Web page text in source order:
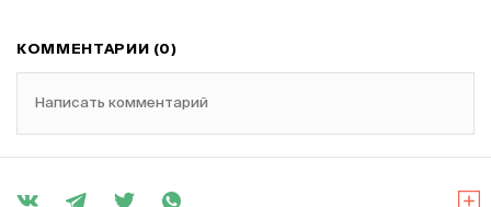
КОММЕНТАРИИ (0)
Написать комментарий